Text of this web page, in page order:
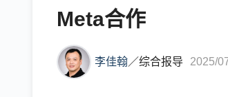
Meta合作
李佳翰／综合报导 2025/